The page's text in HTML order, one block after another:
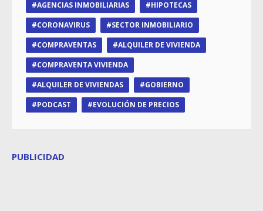
AGENCIAS INMOBILIARIAS
HIPOTECAS
CORONAVIRUS
SECTOR INMOBILIARIO
COMPRAVENTAS
ALQUILER DE VIVIENDA
COMPRAVENTA VIVIENDA
ALQUILER DE VIVIENDAS
GOBIERNO
PODCAST
EVOLUCIÓN DE PRECIOS
PUBLICIDAD